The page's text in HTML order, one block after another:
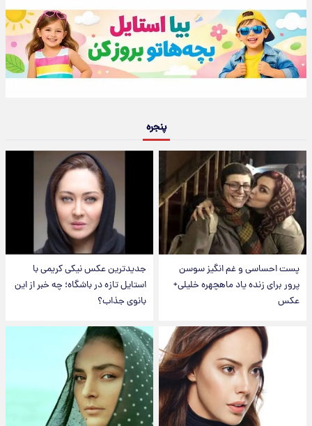
پنجره
پست احساسی و غم انگیز سوسن
پرور برای زنده یاد ماهچهره خلیلی+
عکس
جدیدترین عکس نیکی کریمی با
استایل تازه در باشگاه؛ چه خبر از این
بانوی جذاب؟